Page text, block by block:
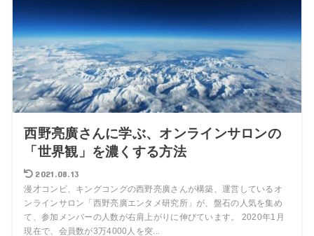
西野亮廣さんに学ぶ、オンラインサロンの
「世界観」を濃くする方法
2021.08.13
漫才コンビ、キングコングの西野亮廣さんが構築、運営しているオ
ンラインサロン「西野亮廣エンタメ研究所」が、盤石の人気を集め
て、参加メンバーの人数が右肩上がりに伸びています。 2020年1月
現在で、会員数が3万4000人を突...